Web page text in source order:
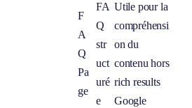
F
A
Q
Pa
ge
FA
Q
str
uct
uré
e
Utile pour la
compréhensi
on du
contenu hors
rich results
Google